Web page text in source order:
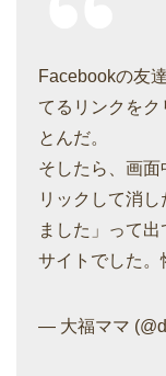
Facebookの友
てるリンクを
とんだ。
そしたら、画
リックして消
ました」って
サイトでした。
— 大福ママ